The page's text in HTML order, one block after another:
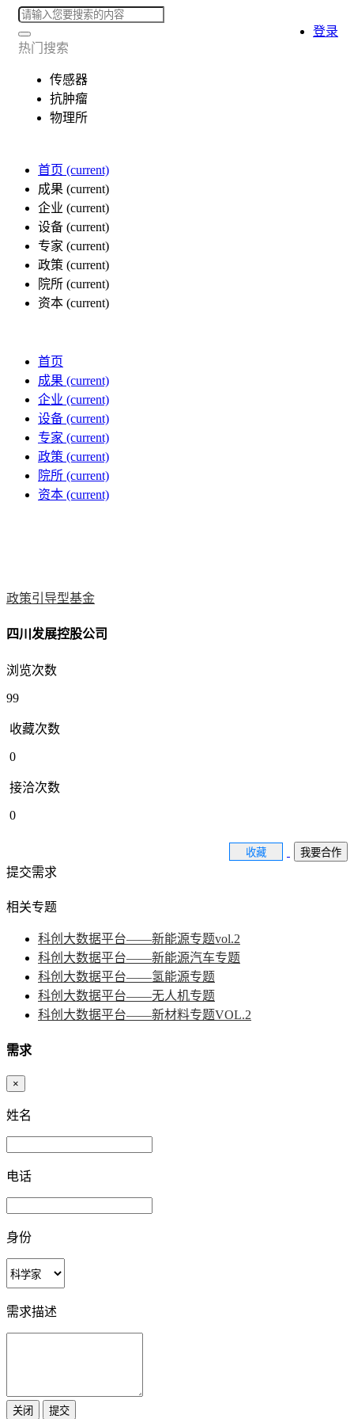
热门搜索
传感器
抗肿瘤
物理所
首页 (current)
成果 (current)
企业 (current)
设备 (current)
专家 (current)
政策 (current)
院所 (current)
资本 (current)
登录
首页
成果 (current)
企业 (current)
设备 (current)
专家 (current)
政策 (current)
院所 (current)
资本 (current)
政策引导型基金
四川发展控股公司
浏览次数
99
收藏次数
0
接洽次数
0
收藏 我要合作
提交需求
相关专题
科创大数据平台——新能源专题vol.2
科创大数据平台——新能源汽车专题
科创大数据平台——氢能源专题
科创大数据平台——无人机专题
科创大数据平台——新材料专题VOL.2
需求
×
姓名
电话
身份
需求描述
关闭 提交